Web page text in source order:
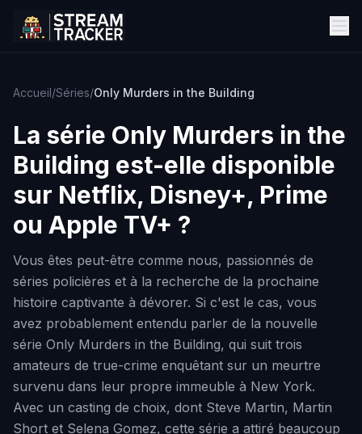
Accueil/Séries/Only Murders in the Building
La série Only Murders in the
Building est-elle disponible
sur Netflix, Disney+, Prime
ou Apple TV+ ?
Vous êtes peut-être comme nous, passionnés de
séries policières et à la recherche de la prochaine
histoire captivante à dévorer. Si c'est le cas, vous
avez probablement entendu parler de la nouvelle
série Only Murders in the Building, qui suit trois
amateurs de true-crime enquêtant sur un meurtre
survenu dans leur propre immeuble à New York.
Avec un casting de choix, dont Steve Martin, Martin
Short et Selena Gomez, cette série a attiré beaucoup